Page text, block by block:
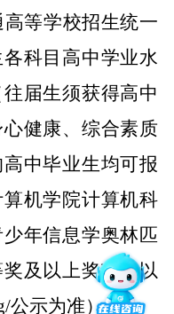
等学校招生统一
科目高中学业水
届生须获得高中
健康、综合素质
中毕业生均可报
机学院计算机科
年信息学奥林匹
及以上奖项（以
公示为准）。